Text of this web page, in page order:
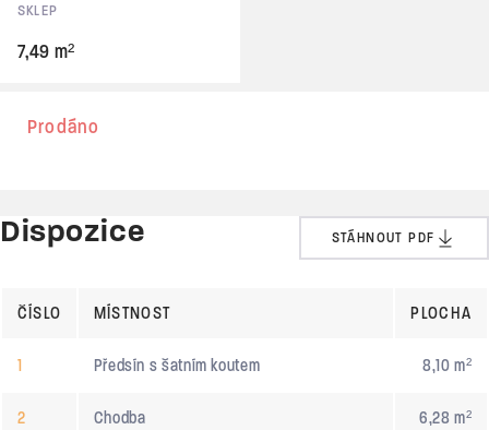
SKLEP
7,49 m²
Prodáno
Dispozice STÁHNOUT PDF
ČÍSLO MÍSTNOST PLOCHA
1 Předsín s šatním koutem 8,10 m²
2 Chodba 6,28 m²